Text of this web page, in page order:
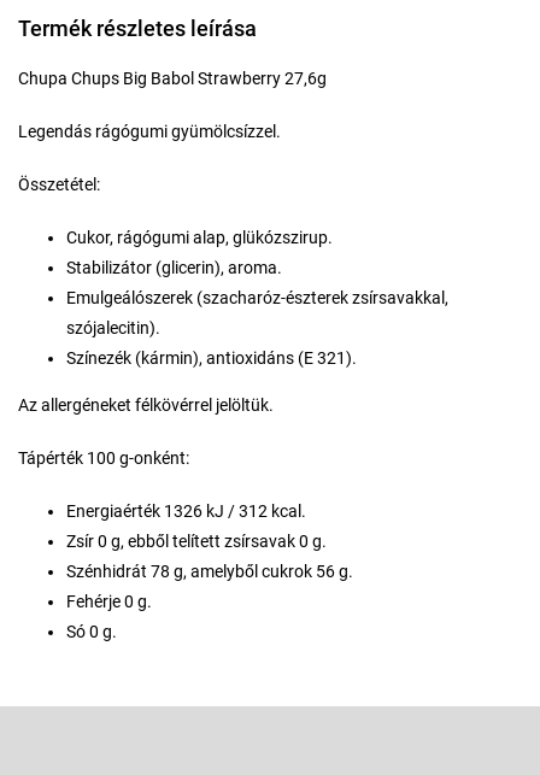
Termék részletes leírása
Chupa Chups Big Babol Strawberry 27,6g
Legendás rágógumi gyümölcsízzel.
Összetétel:
Cukor, rágógumi alap, glükózszirup.
Stabilizátor (glicerin), aroma.
Emulgeálószerek (szacharóz-észterek zsírsavakkal,
szójalecitin).
Színezék (kármin), antioxidáns (E 321).
Az allergéneket félkövérrel jelöltük.
Tápérték 100 g-onként:
Energiaérték 1326 kJ / 312 kcal.
Zsír 0 g, ebből telített zsírsavak 0 g.
Szénhidrát 78 g, amelyből cukrok 56 g.
Fehérje 0 g.
Só 0 g.